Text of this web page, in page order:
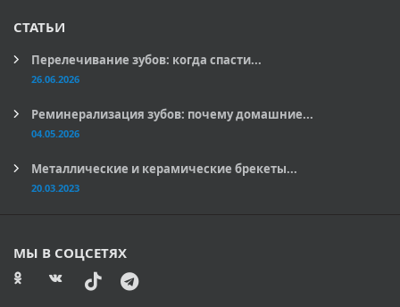
СТАТЬИ
Перелечивание зубов: когда спасти...
26.06.2026
Реминерализация зубов: почему домашние...
04.05.2026
Металлические и керамические брекеты...
20.03.2023
МЫ В СОЦСЕТЯХ